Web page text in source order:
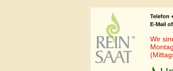
Telefon
E-Mail
Wir